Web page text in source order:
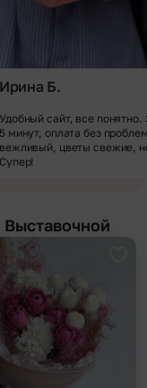
Ирина Б.
Удобный сайт, все понятно.
5 минут, оплата без
вежливый, цветы свежие,
Супер!